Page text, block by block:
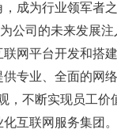
成为行业领军者
公司的未来发展注
网平台开发和搭
专业、全面的网
，不断实现员工
互联网服务集团。